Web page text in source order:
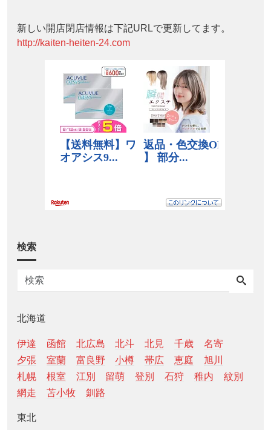
新しい開店閉店情報は下記URLで更新してます。
http://kaiten-heiten-24.com
検索
北海道
伊達 函館 北広島 北斗 北見 千歳
名寄
夕張
室蘭 富良野 小樽 帯広 恵庭
旭川
札幌
根室 江別 留萌 登別 石狩 稚内
紋別
網走
苫小牧 釧路
東北